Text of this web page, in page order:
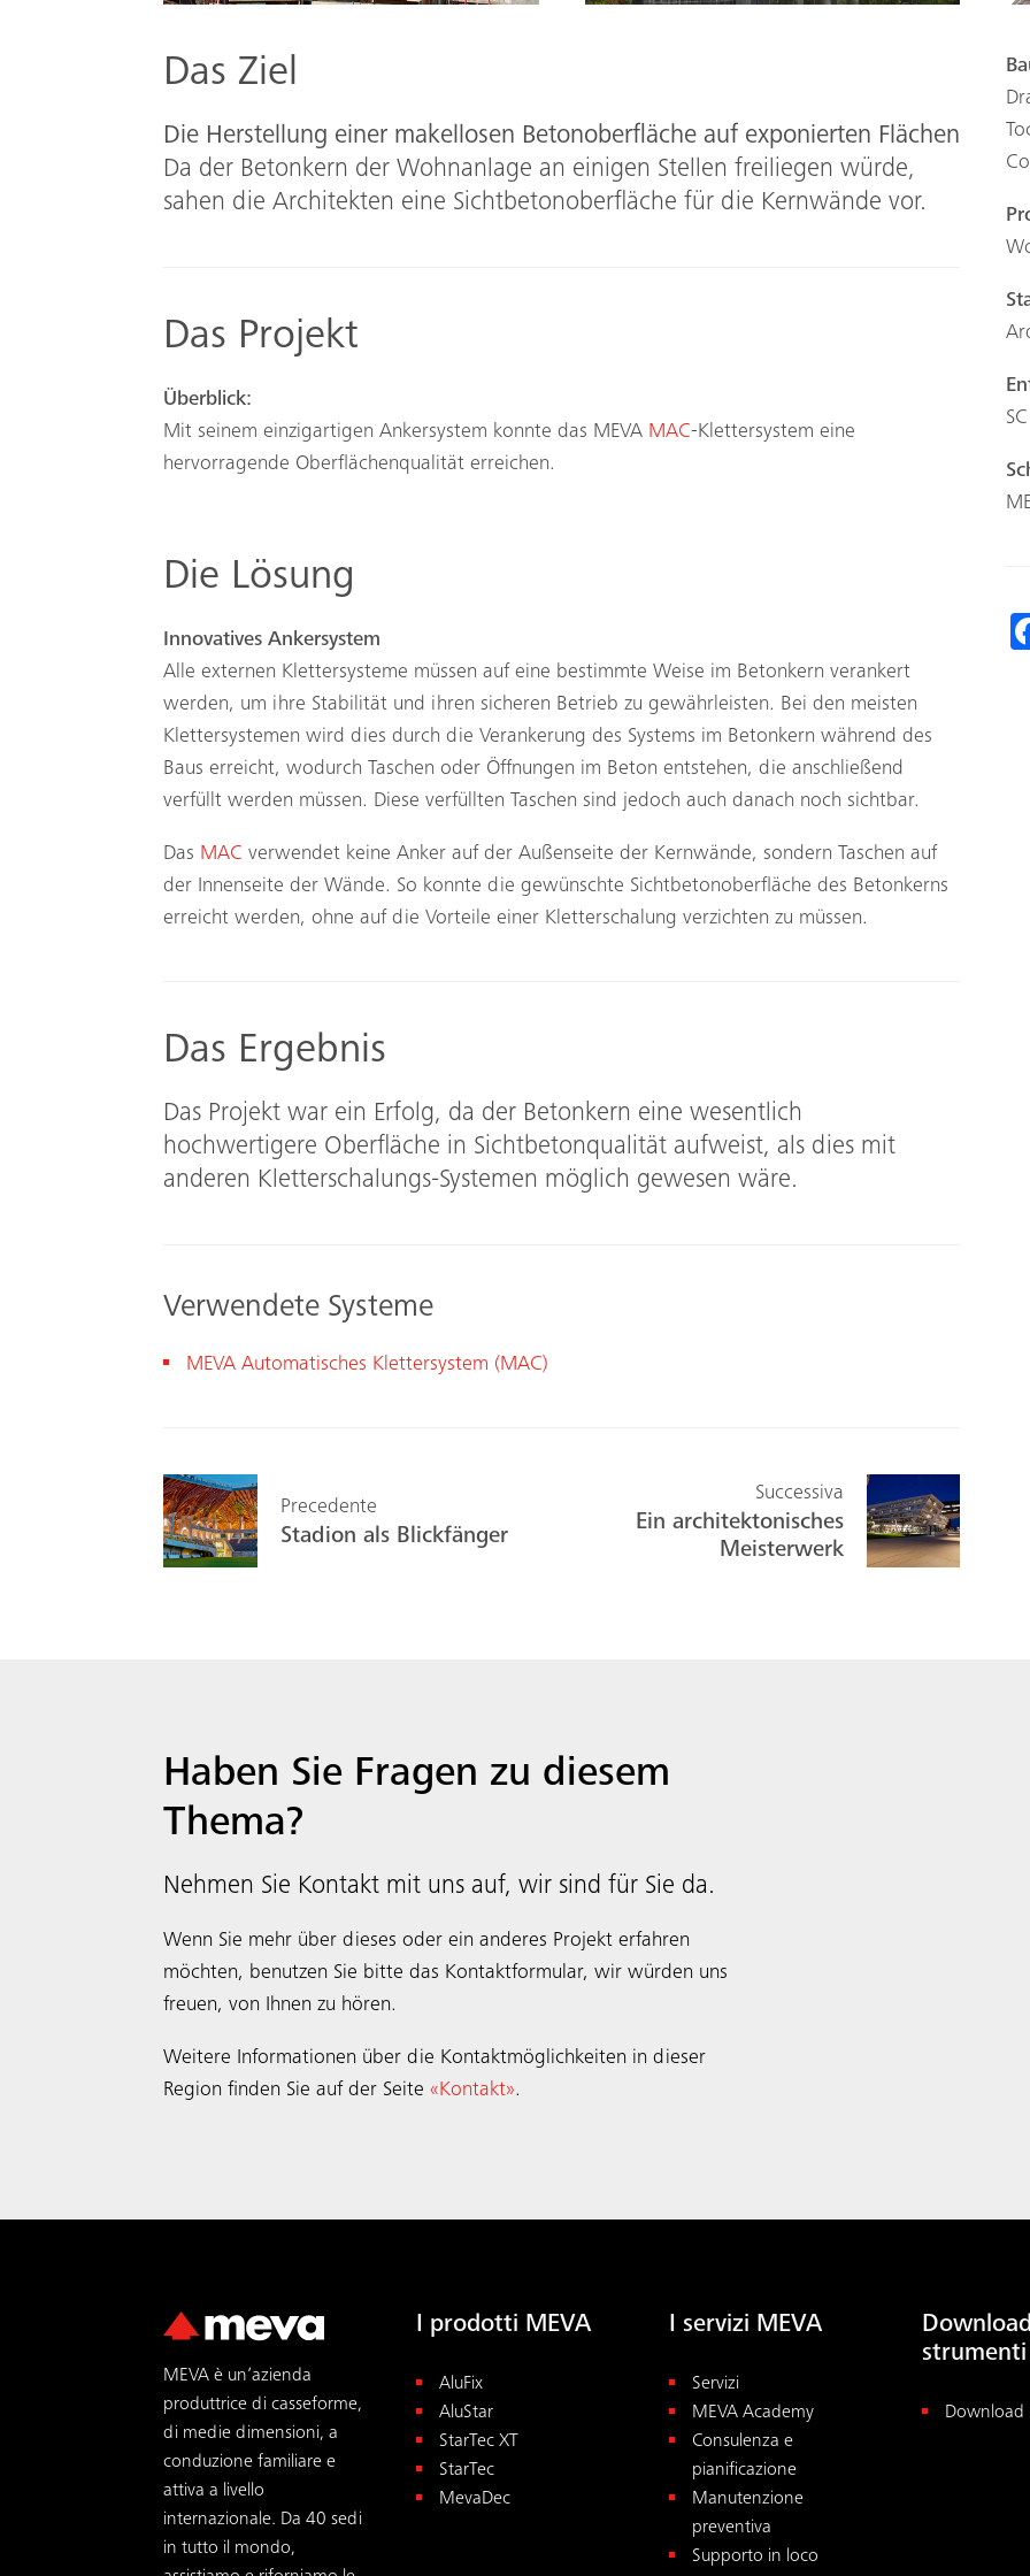
Das Ziel
Die Herstellung einer makellosen Betonoberfläche auf exponierten Flächen
Da der Betonkern der Wohnanlage an einigen Stellen freiliegen würde,
sahen die Architekten eine Sichtbetonoberfläche für die Kernwände vor.
Das Projekt
Überblick:
Mit seinem einzigartigen Ankersystem konnte das MEVA MAC-Klettersystem eine
hervorragende Oberflächenqualität erreichen.
Die Lösung
Innovatives Ankersystem
Alle externen Klettersysteme müssen auf eine bestimmte Weise im Betonkern verankert
werden, um ihre Stabilität und ihren sicheren Betrieb zu gewährleisten. Bei den meisten
Klettersystemen wird dies durch die Verankerung des Systems im Betonkern während des
Baus erreicht, wodurch Taschen oder Öffnungen im Beton entstehen, die anschließend
verfüllt werden müssen. Diese verfüllten Taschen sind jedoch auch danach noch sichtbar.
Das MAC verwendet keine Anker auf der Außenseite der Kernwände, sondern Taschen auf
der Innenseite der Wände. So konnte die gewünschte Sichtbetonoberfläche des Betonkerns
erreicht werden, ohne auf die Vorteile einer Kletterschalung verzichten zu müssen.
Das Ergebnis
Das Projekt war ein Erfolg, da der Betonkern eine wesentlich
hochwertigere Oberfläche in Sichtbetonqualität aufweist, als dies mit
anderen Kletterschalungs-Systemen möglich gewesen wäre.
Verwendete Systeme
MEVA Automatisches Klettersystem (MAC)
Precedente
Stadion als Blickfänger
Successiva
Ein architektonisches
Meisterwerk
Haben Sie Fragen zu diesem
Thema?
Nehmen Sie Kontakt mit uns auf, wir sind für Sie da.
Wenn Sie mehr über dieses oder ein anderes Projekt erfahren
möchten, benutzen Sie bitte das Kontaktformular, wir würden uns
freuen, von Ihnen zu hören.
Weitere Informationen über die Kontaktmöglichkeiten in dieser
Region finden Sie auf der Seite «Kontakt».
MEVA è un’azienda
produttrice di casseforme,
di medie dimensioni, a
conduzione familiare e
attiva a livello
internazionale. Da 40 sedi
in tutto il mondo,
I prodotti MEVA
AluFix
AluStar
StarTec XT
StarTec
MevaDec
I servizi MEVA
Servizi
MEVA Academy
Consulenza e
pianificazione
Manutenzione
preventiva
Supporto in loco
strumenti
Download